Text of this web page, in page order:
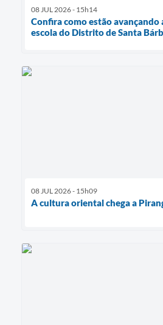
08 JUL 2026 - 15h14
Confira como estão avançando
escola do Distrito de Santa
08 JUL 2026 - 15h09
A cultura oriental chega a